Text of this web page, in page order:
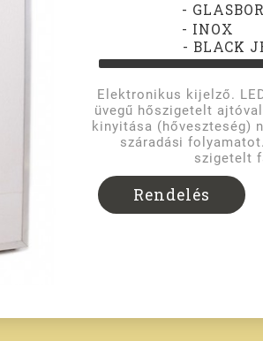
Rendelés
Elektronikus kijelző.
üvegű hőszigetelt
kinyitása (hőveszteség)
száradási
szigetelt
-
- BLACK
- INOX